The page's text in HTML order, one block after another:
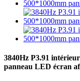
3840Hz P3.91
panneau LED écran